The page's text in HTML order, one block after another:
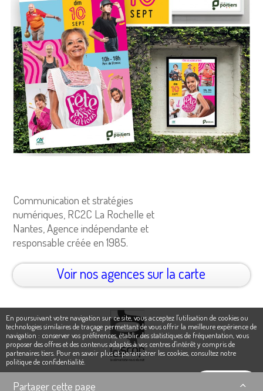
Partager cette page
Communication et stratégies
numériques, RC2C La Rochelle et
Nantes, Agence indépendante et
responsable créée en 1985.
Voir nos agences sur la carte
En poursuivant votre navigation sur ce site, vous acceptez l'utilisation de cookies ou
technologies similaires de traçage permettant de vous offrir la meilleure expérience de
navigation : conserver vos préférences, établir des statistiques de fréquentation, vous
proposer des offres et des contenus adaptés à vos centres d'intérêt y compris de
partenaires tiers. Pour en savoir plus et paramétrer les cookies, consultez notre
politique de confidentialité
Ok, j'accepte